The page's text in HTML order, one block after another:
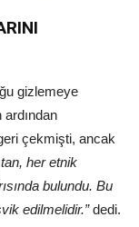
gizlemeye
ardından
çekmişti, ancak
her etnik
bulundu. Bu
edilmelidir.”dedi.